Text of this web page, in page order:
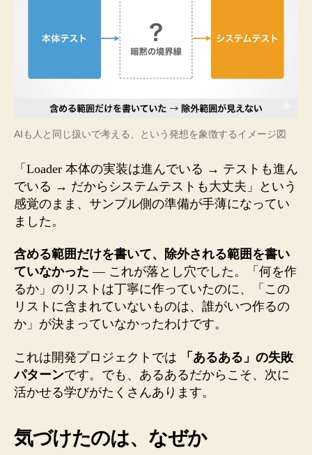
AIも人と同じ扱いで考える、という発想を象徴するイメージ図
「Loader 本体の実装は進んでいる → テストも進ん
でいる → だからシステムテストも大丈夫」という
感覚のまま、サンプル側の準備が手薄になってい
ました。
含める範囲だけを書いて、除外される範囲を書い
ていなかった — これが落とし穴でした。「何を作
るか」のリストは丁寧に作っていたのに、「この
リストに含まれていないものは、誰がいつ作るの
か」が決まっていなかったわけです。
これは開発プロジェクトでは
「あるある」の失敗
パターンです。でも、あるあるだからこそ、次に
活かせる学びがたくさんあります。
気づけたのは、なぜか